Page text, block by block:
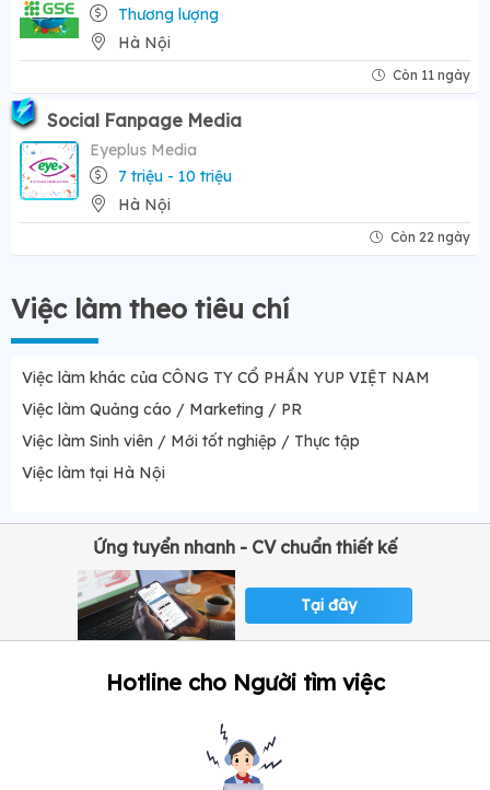
Thương lượng
Hà Nội
Còn 11 ngày
Social Fanpage Media
Eyeplus Media
7 triệu - 10 triệu
Hà Nội
Còn 22 ngày
Việc làm theo tiêu chí
Việc làm khác của CÔNG TY CỔ PHẦN YUP VIỆT NAM
Việc làm Quảng cáo / Marketing / PR
Việc làm Sinh viên / Mới tốt nghiệp / Thực tập
Việc làm tại Hà Nội
Ứng tuyển nhanh - CV chuẩn thiết kế
Tại đây
Hotline cho Người tìm việc